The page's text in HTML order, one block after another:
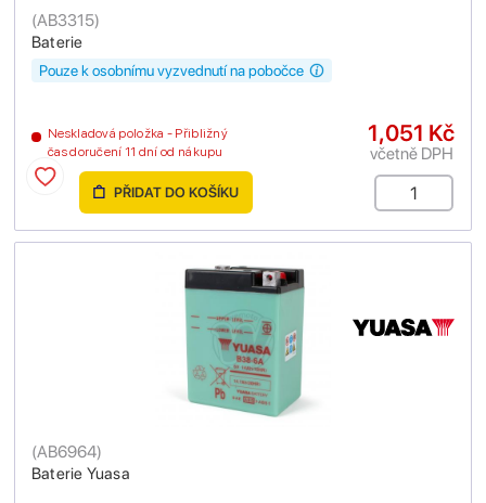
Baterie
(AB3315)
Neskladová položka - Přibližný
čas doručení 11 dní od nákupu
Pouze k osobnímu vyzvednutí na pobočce
1,051 Kč
včetně DPH
PŘIDAT DO KOŠÍKU
Baterie Yuasa
(AB6964)